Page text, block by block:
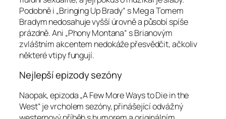
Podobně i „Bringing Up Brady“ s Meg a Tomem
Bradym nedosahuje vyšší úrovně a působí spíše
prázdně. Ani „Phony Montana“ s Brianovým
zvláštním akcentem nedokáže přesvědčit, ačkoliv
některé vtipy fungují.
Nejlepší epizody sezóny
Naopak, epizoda „A Few More Ways to Die in the
West“ je vrcholem sezóny, přinášející odvážný